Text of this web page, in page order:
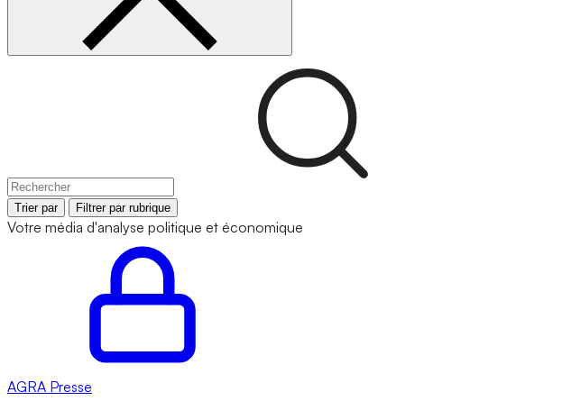
Trier par Filtrer par rubrique
Votre média d'analyse politique et économique
AGRA Presse